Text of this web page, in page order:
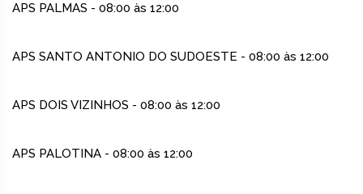
APS PALMAS - 08:00 às 12:00
APS SANTO ANTONIO DO SUDOESTE - 08:00 às 12:00
APS DOIS VIZINHOS - 08:00 às 12:00
APS PALOTINA - 08:00 às 12:00